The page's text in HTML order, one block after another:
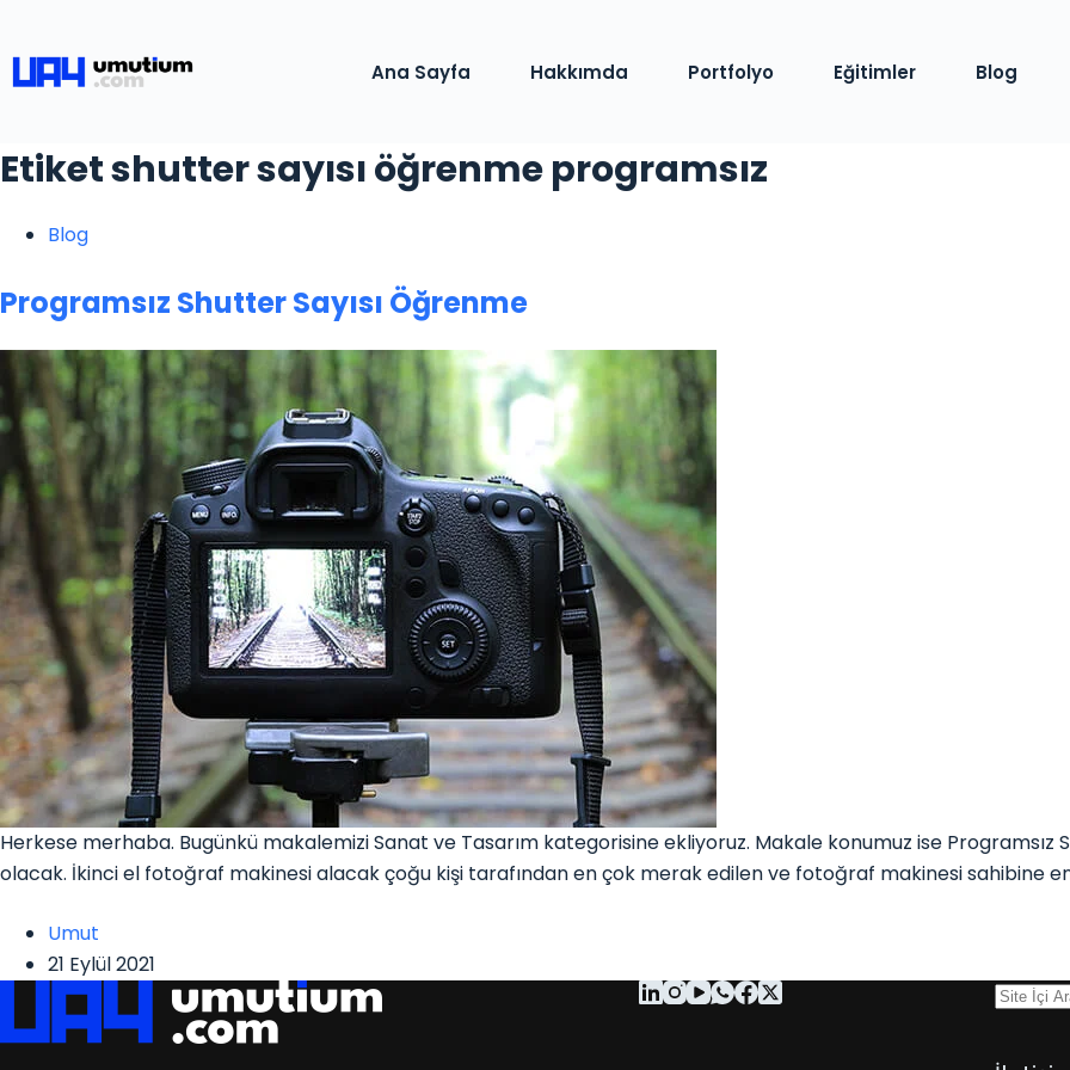
Ana Sayfa Hakkımda Portfolyo Eğitimler Blog
Etiketshutter sayısı öğrenme programsız
Blog
Programsız Shutter Sayısı Öğrenme
Herkese merhaba. Bugünkü makalemizi Sanat ve Tasarım kategorisine ekliyoruz. Makale konumuz ise Programsız
olacak. İkinci el fotoğraf makinesi alacak çoğu kişi tarafından en çok merak edilen ve fotoğraf makinesi sahibine
Umut
21 Eylül 2021